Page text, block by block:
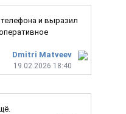
Dmitri Matveev
19.02.2026 18:40
телефона и выразил